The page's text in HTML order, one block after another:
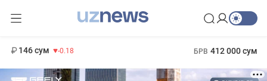
146 сум -0.18 БРВ 412 000 сум